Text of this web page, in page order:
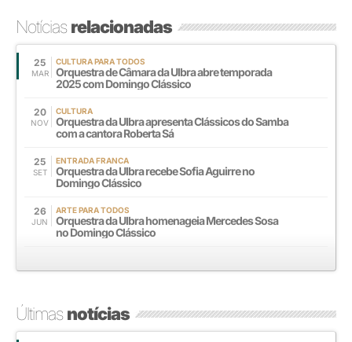
Notíciasrelacionadas
25
MAR
CULTURA PARA TODOS
Orquestra de Câmara da Ulbra abre temporada
2025 com Domingo Clássico
20
NOV
CULTURA
Orquestra da Ulbra apresenta Clássicos do Samba
com a cantora Roberta Sá
25
SET
ENTRADA FRANCA
Orquestra da Ulbra recebe Sofia Aguirre no
Domingo Clássico
26
JUN
ARTE PARA TODOS
Orquestra da Ulbra homenageia Mercedes Sosa
no Domingo Clássico
Últimasnotícias